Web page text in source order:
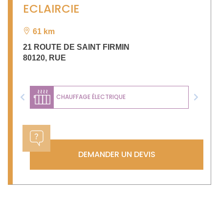
ECLAIRCIE
61 km
21 ROUTE DE SAINT FIRMIN
80120, RUE
CHAUFFAGE ÉLECTRIQUE
Previous Next
DEMANDER UN DEVIS